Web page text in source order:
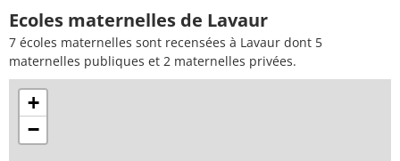
Ecoles maternelles de Lavaur
7 écoles maternelles sont recensées à Lavaur dont 5
maternelles publiques et 2 maternelles privées.
+
−